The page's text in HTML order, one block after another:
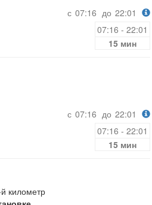
с 07:16 до 22:01
07:16 - 22:01
15 мин
с 07:16 до 22:01
07:16 - 22:01
15 мин
километр